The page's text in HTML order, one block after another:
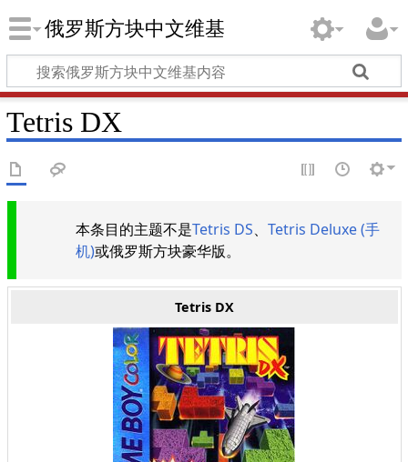
俄罗斯方块中文维基
Tetris DX
本条目的主题不是Tetris DS、 Tetris Deluxe (手
机)或俄罗斯方块豪华版。
Tetris DX